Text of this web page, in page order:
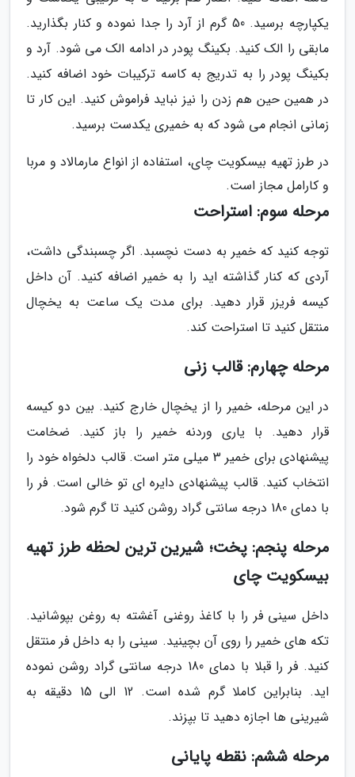
یکپارچه برسید. 50 گرم از آرد را جدا نموده و کنار بگذارید.
مابقی را الک کنید. بکینگ پودر در ادامه الک می شود. آرد و
بکینگ پودر را به تدریج به کاسه ترکیبات خود اضافه کنید.
در همین حین هم زدن را نیز نباید فراموش کنید. این کار تا
زمانی انجام می شود که به خمیری یکدست برسید.
در طرز تهیه بیسکویت چای، استفاده از انواع مارمالاد و مربا
و کارامل مجاز است.
مرحله سوم: استراحت
توجه کنید که خمیر به دست نچسبد. اگر چسبندگی داشت،
آردی که کنار گذاشته اید را به خمیر اضافه کنید. آن داخل
کیسه فریزر قرار دهید. برای مدت یک ساعت به یخچال
منتقل کنید تا استراحت کند.
مرحله چهارم: قالب زنی
در این مرحله، خمیر را از یخچال خارج کنید. بین دو کیسه
قرار دهید. با یاری وردنه خمیر را باز کنید. ضخامت
پیشنهادی برای خمیر 3 میلی متر است. قالب دلخواه خود را
انتخاب کنید. قالب پیشنهادی دایره ای تو خالی است. فر را
با دمای 180 درجه سانتی گراد روشن کنید تا گرم شود.
مرحله پنجم: پخت؛ شیرین ترین لحظه طرز تهیه
بیسکویت چای
داخل سینی فر را با کاغذ روغنی آغشته به روغن بپوشانید.
تکه های خمیر را روی آن بچینید. سینی را به داخل فر منتقل
کنید. فر را قبلا با دمای 180 درجه سانتی گراد روشن نموده
اید. بنابراین کاملا گرم شده است. 12 الی 15 دقیقه به
شیرینی ها اجازه دهید تا بپزند.
مرحله ششم: نقطه پایانی